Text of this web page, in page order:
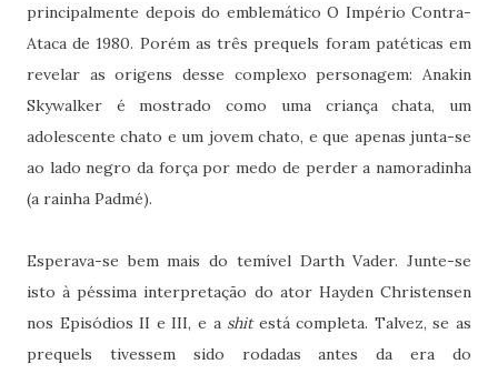
principalmente depois do emblemático O Império Contra-
Ataca de 1980. Porém as três prequels foram patéticas em
revelar as origens desse complexo personagem: Anakin
Skywalker é mostrado como uma criança chata, um
adolescente chato e um jovem chato, e que apenas junta-se
ao lado negro da força por medo de perder a namoradinha
(a rainha Padmé).
Esperava-se bem mais do temível Darth Vader. Junte-se
isto à péssima interpretação do ator Hayden Christensen
nos Episódios II e III, e a shitestá completa. Talvez, se as
prequels tivessem sido rodadas antes da era do